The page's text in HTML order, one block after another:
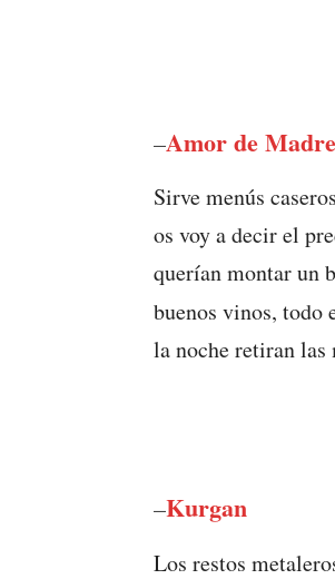
–Amor de Madre
Sirve menús
os voy a decir el
querían montar un
buenos vinos, todo
la noche retiran las
–Kurgan
Los restos